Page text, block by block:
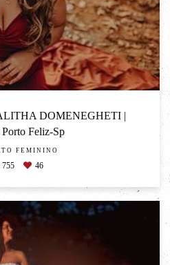
DOMENEGHETI |
Porto Feliz-Sp
FEMININO
755 46